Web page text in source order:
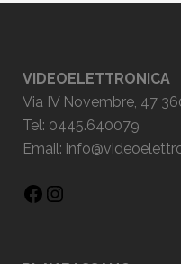
VIDEOELETTRONICA
Via IV Novembre, 47
Tel: 0445.640079
Email: